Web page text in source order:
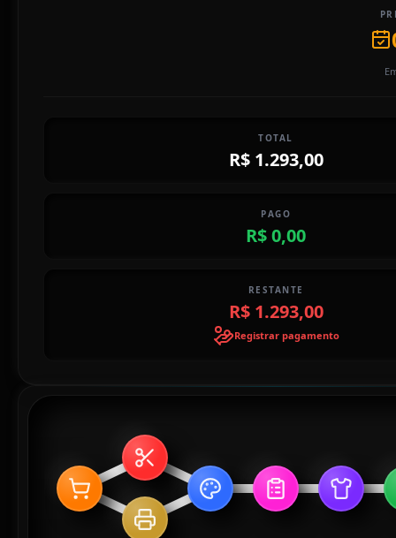
TOTAL
R$ 1.293,00
PAGO
R$ 0,00
RESTANTE
R$ 1.293,00
Registrar pagamento